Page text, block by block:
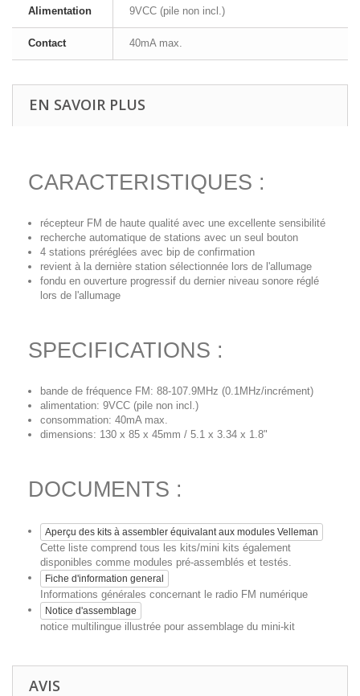
Alimentation 9VCC (pile non incl.)
Contact 40mA max.
EN SAVOIR PLUS
CARACTERISTIQUES :
récepteur FM de haute qualité avec une excellente sensibilité
recherche automatique de stations avec un seul bouton
4 stations préréglées avec bip de confirmation
revient à la dernière station sélectionnée lors de l'allumage
fondu en ouverture progressif du dernier niveau sonore réglé
lors de l'allumage
SPECIFICATIONS :
bande de fréquence FM: 88-107.9MHz (0.1MHz/incrément)
alimentation: 9VCC (pile non incl.)
consommation: 40mA max.
dimensions: 130 x 85 x 45mm / 5.1 x 3.34 x 1.8"
DOCUMENTS :
Aperçu des kits à assembler équivalant aux modules Velleman
Cette liste comprend tous les kits/mini kits également
disponibles comme modules pré-assemblés et testés.
Fiche d'information general
Informations générales concernant le radio FM numérique
Notice d'assemblage
notice multilingue illustrée pour assemblage du mini-kit
AVIS